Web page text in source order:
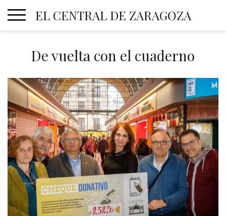
EL CENTRAL DE ZARAGOZA
De vuelta con el cuaderno